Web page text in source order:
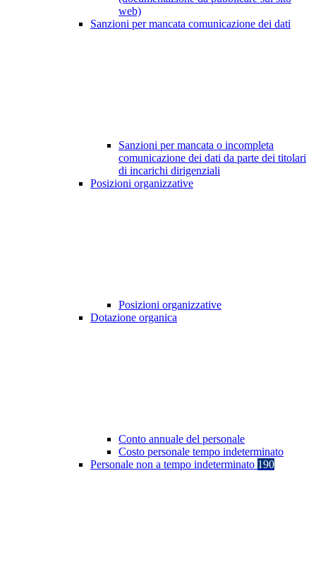
web)
Sanzioni per mancata comunicazione dei dati
Sanzioni per mancata o incompleta
comunicazione dei dati da parte dei titolari
di incarichi dirigenziali
Posizioni organizzative
Posizioni organizzative
Dotazione organica
Conto annuale del personale
Costo personale tempo indeterminato
Personale non a tempo indeterminato 190